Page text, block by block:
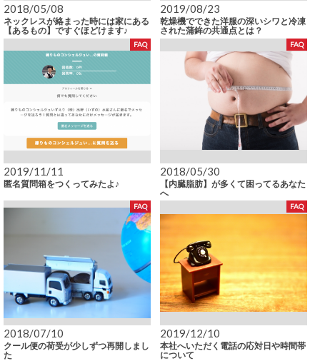
2018/05/08
ネックレスが絡まった時には家にある
【あるもの】ですぐほどけます♪
2019/08/23
乾燥機でできた洋服の深いシワと冷凍
された蒲鉾の共通点とは？
FAQ
2019/11/11
匿名質問箱をつくってみたよ♪
FAQ
2018/05/30
【内臓脂肪】が多くて困ってるあなた
へ
FAQ
2018/07/10
クール便の荷受が少しずつ再開しまし
た
FAQ
2019/12/10
本社へいただく電話の応対日や時間帯
について